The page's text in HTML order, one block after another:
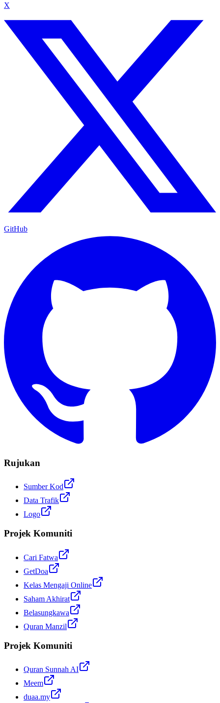
X
GitHub
Rujukan
Sumber Kod
Data Trafik
Logo
Projek Komuniti
Cari Fatwa
GetDoa
Kelas Mengaji Online
Saham Akhirat
Belasungkawa
Quran Manzil
Projek Komuniti
Quran Sunnah AI
Meem
duaa.my